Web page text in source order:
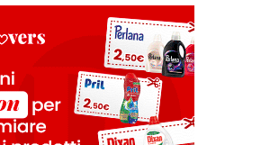
/ sull'uso dei cookie e consentirli per uno o
Cliccando su "Accetta tutto",
cookie e al trattamento dei tuoi dati
sopra indicate. Se fai clic su "Rifiuta",
i cookie tecnicamente necessari per fornirti